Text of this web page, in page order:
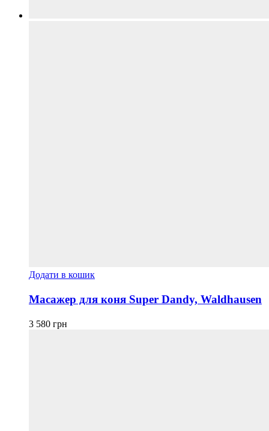
Додати в кошик
Масажер для коня Super Dandy, Waldhausen
3 580 грн